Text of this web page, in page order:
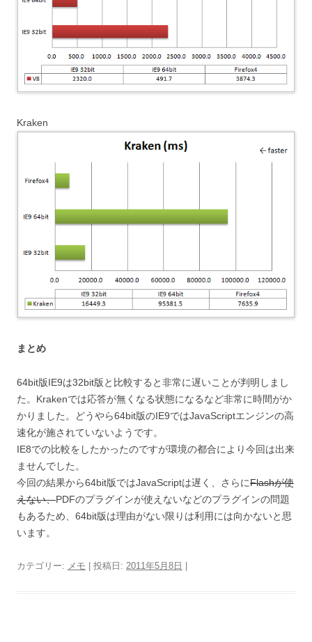
Kraken
まとめ
64bit版IE9は32bit版と比較すると非常に遅いことが判明しまし
た。Krakenでは応答が無くなる状態になるなど非常に時間がか
かりました。どうやら64bit版のIE9ではJavaScriptエンジンの高
速化が施されていないようです。
IE8での比較をしたかったのですが環境の都合により今回は出来
ませんでした。
今回の結果から64bit版ではJavaScriptは遅く、さらにFlashが使
えない、PDFのプラグインが使えないなどのプラグインの問題
もあるため、64bit版は理由がない限りは利用には向かないと思
います。
カテゴリー: メモ | 投稿日: 2011年5月8日